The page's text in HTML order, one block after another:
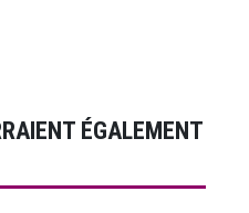
ÉGALEMENT